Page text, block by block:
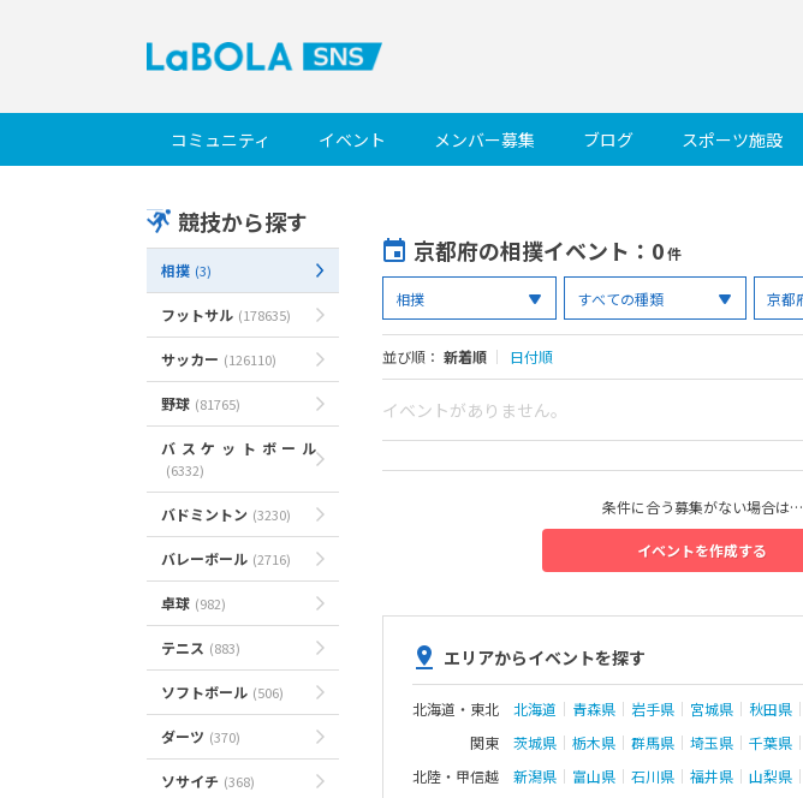
コミュニティ イベント メンバー募集 ブログ スポーツ施設
競技から探す
相撲 (3)
フットサル (178635)
サッカー (126110)
野球 (81765)
バスケットボール
(6332)
バドミントン (3230)
バレーボール (2716)
卓球 (982)
テニス (883)
ソフトボール (506)
ダーツ (370)
ソサイチ (368)
京都府の相撲イベント ：0件
並び順： 新着順 ｜ 日付順
イベントがありません。
条件に合う募集がない場合は…
イベントを作成する
エリアからイベントを探す
北海道・東北 北海道 青森県 岩手県 宮城県 秋田県
関東
茨城県 栃木県 群馬県 埼玉県 千葉県
北陸・甲信越
新潟県 富山県 石川県 福井県 山梨県